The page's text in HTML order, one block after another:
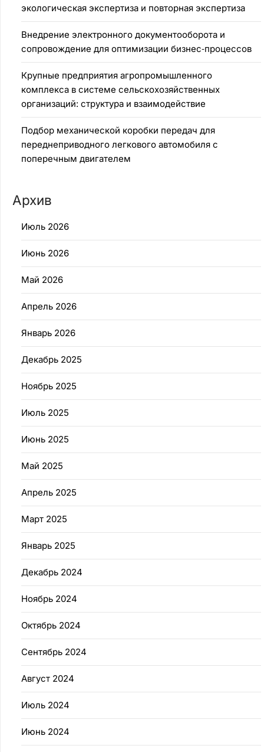
экологическая экспертиза и повторная экспертиза
Внедрение электронного документооборота и
сопровождение для оптимизации бизнес‑процессов
Крупные предприятия агропромышленного
комплекса в системе сельскохозяйственных
организаций: структура и взаимодействие
Подбор механической коробки передач для
переднеприводного легкового автомобиля с
поперечным двигателем
Архив
Июль 2026
Июнь 2026
Май 2026
Апрель 2026
Январь 2026
Декабрь 2025
Ноябрь 2025
Июль 2025
Июнь 2025
Май 2025
Апрель 2025
Март 2025
Январь 2025
Декабрь 2024
Ноябрь 2024
Октябрь 2024
Сентябрь 2024
Август 2024
Июль 2024
Июнь 2024